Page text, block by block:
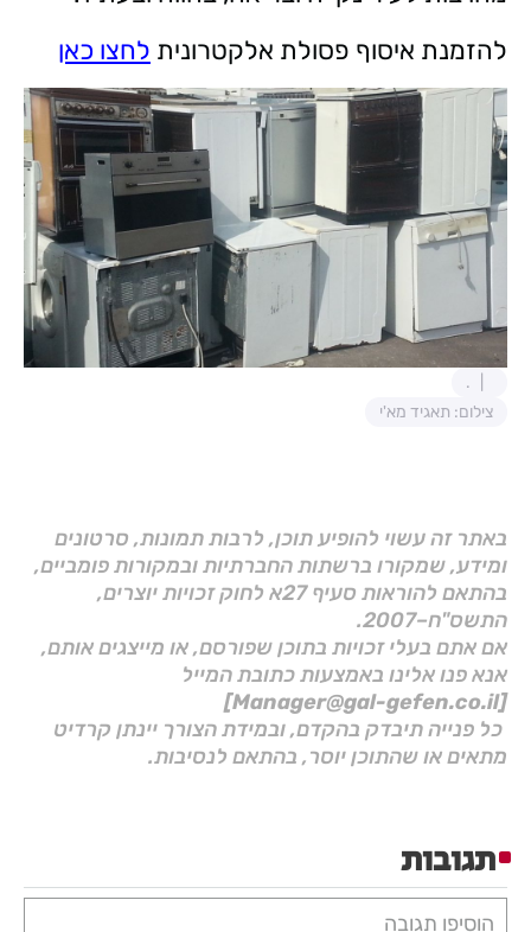
להזמנת איסוף פסולת אלקטרונית לחצו כאן
.
צילום: תאגיד מא'י
באתר זה עשוי להופיע תוכן, לרבות תמונות, סרטונים
ומידע, שמקורו ברשתות החברתיות ובמקורות פומביים,
בהתאם להוראות סעיף 27א לחוק זכויות יוצרים,
התשס"ח–2007.
אם אתם בעלי זכויות בתוכן שפורסם, או מייצגים אותם,
אנא פנו אלינו באמצעות כתובת המייל
[Manager@gal-gefen.co.il]
כל פנייה תיבדק בהקדם, ובמידת הצורך יינתן קרדיט
מתאים או שהתוכן יוסר, בהתאם לנסיבות.
תגובות
הוסיפו תגובה